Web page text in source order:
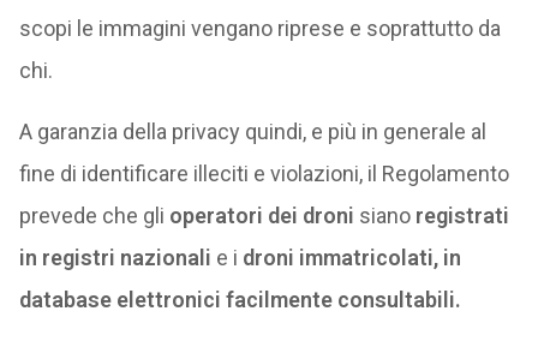
scopi le immagini vengano riprese e soprattutto da
chi.
A garanzia della privacy quindi, e più in generale al
fine di identificare illeciti e violazioni, il Regolamento
prevede che gli operatori dei droni siano registrati
in registri nazionali e i droni immatricolati, in
database elettronici facilmente consultabili.